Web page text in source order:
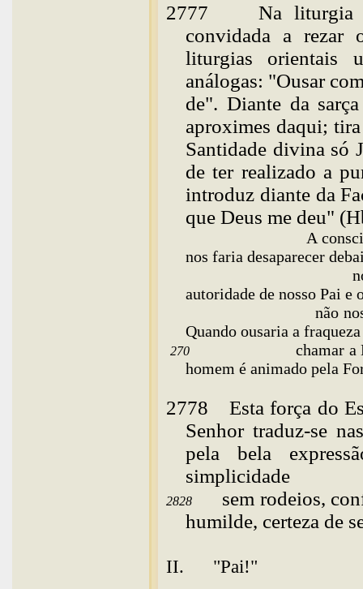
2777 Na liturgia
convidada a rezar
liturgias orientais
análogas: "Ousar
de". Diante da
aproximes daqui;
Santidade divina só
de ter realizado a
introduz diante da
que Deus me deu"
A consciência que
nos faria desaparecer
autoridade de nosso Pai e
não
Quando ousaria a
270
chamar a
homem é animado pela
2778 Estaforça do
Senhor traduz-se
pela bela
simplicidade
2828 sem rodeios,
humilde, certeza de
II. "Pai!"